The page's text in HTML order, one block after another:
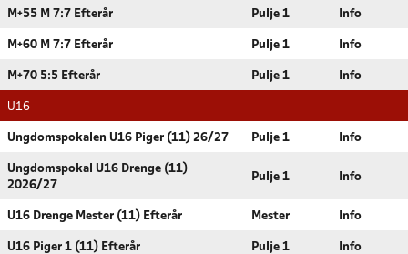
M+55 M 7:7 Efterår Pulje 1 Info
M+60 M 7:7 Efterår Pulje 1 Info
M+70 5:5 Efterår Pulje 1 Info
U16
Ungdomspokalen U16 Piger (11) 26/27 Pulje 1 Info
Ungdomspokal U16 Drenge (11)
2026/27
Pulje 1 Info
U16 Drenge Mester (11) Efterår Mester Info
U16 Piger 1 (11) Efterår Pulje 1 Info